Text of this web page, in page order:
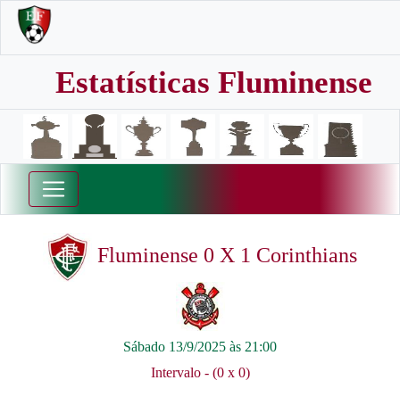
Estatísticas Fluminense
Fluminense 0 X 1 Corinthians
Sábado 13/9/2025 às 21:00
Intervalo - (0 x 0)